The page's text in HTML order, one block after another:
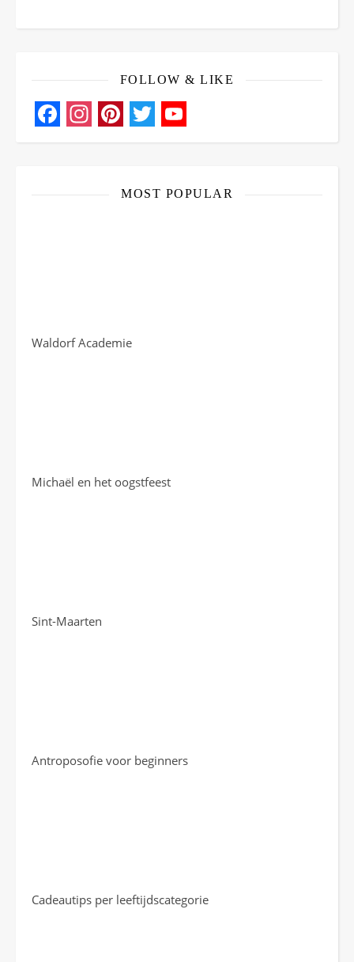
FOLLOW & LIKE
Facebook
Instagram
Pinterest
Twitter
YouTube
MOST POPULAR
Waldorf Academie
Michaël en het oogstfeest
Sint-Maarten
Antroposofie voor beginners
Cadeautips per leeftijdscategorie